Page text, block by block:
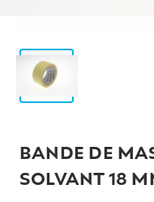
BANDE DE
SOLVANT 18